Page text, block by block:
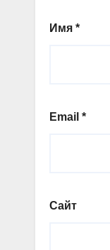
Имя *
Email *
Сайт